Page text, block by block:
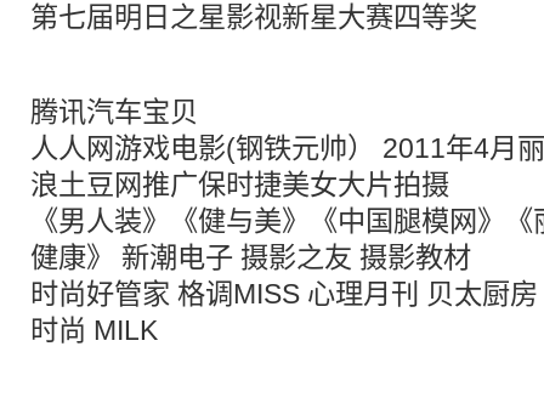
第七届明日之星影视新星大赛四等奖
腾讯汽车宝贝
人人网游戏电影(钢铁元帅） 2011年4月
浪土豆网推广保时捷美女大片拍摄
《男人装》《健与美》《中国腿模网》
健康》 新潮电子 摄影之友 摄影教材
时尚好管家 格调MISS 心理月刊 贝太厨
时尚 MILK